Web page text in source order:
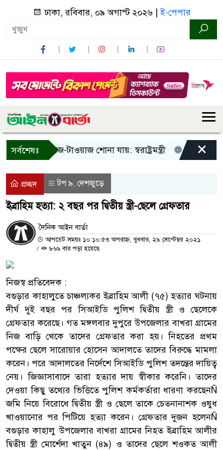
ঢাকা, রবিবার, ০৯ অগাস্ট ২০২৬ |ই-পেপার
সর্বশেষঃ
শুধু আওয়াজ-টাওয়াজ শোনা যায়: স্বরাষ্ট্রমন্ত্রী তিন দিনের
×
প্রচ্ছদ টপ ৯, দেশজুড়ে
ইব্রাহিম হত্যা: ২ বছর পর দ্বিতীয় স্ত্রী-ছেলে গ্রেফতার
দৈনিক আইন বার্তা
আপডেট সময়ঃ ১০:১০:৫৩ অপরাহ্ন, বুধবার, ২৯ সেপ্টেম্বর ২০২১
/
৮৬৯ বার পড়া হয়েছে
নিজস্ব প্রতিবেদক :
বগুড়ার কাহালুতে চাঞ্চল্যকর ইব্রাহিম আলী (৭৫) হত্যার ঘটনায়
দীর্ঘ দুই বছর পর সিআইডি পুলিশ দ্বিতীয় স্ত্রী ও ছেলেকে
গ্রেফতার করেছে। গত মঙ্গলবার দুপুরে উপজেলার বাখরা গ্রামের
নিজ বাড়ি থেকে তাদের গ্রেফতার করা হয়। নিহতের প্রথম
পক্ষের ছেলে সারোয়ার হোসেন আদালতে তাদের বিরুদ্ধে মামলা
করেন। পরে আদালতের নির্দেশে সিআইডি পুলিশ তদন্তের দায়িত্ব
নেয়। জিজ্ঞাসাবাদে তারা হত্যার দায় স্বীকার করেনি। তাদের
দেওয়া কিছু তথ্যের ভিত্তিতে পুলিশ কর্মকর্তারা ধারণা করছেনÑ
জমি নিয়ে বিরোধে দ্বিতীয় স্ত্রী ও ছেলে তাকে চেতনানাশক ওষুধ
খাওয়ানোর পর পিটিয়ে হত্যা করেন। গ্রেফতার দুজন হলেনÑ
বগুড়ার কাহালু উপজেলার বাখরা গ্রামের নিহত ইব্রাহিম আলীর
দ্বিতীয় স্ত্রী মোর্শেদা খাতুন (৪৯) ও তাদের ছেলে শওকত আলী